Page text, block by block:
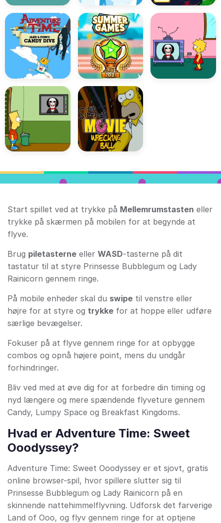
Start spillet ved at trykke på Mellemrumstasten eller
trykke på skærmen på mobilen for at begynde at
flyve.
Brug piletasterne eller WASD-tasterne på dit
tastatur til at styre Prinsesse Bubblegum og Lady
Rainicorn gennem ringe.
På mobile enheder skal du swipe til venstre eller
højre for at styre og trykke for at hoppe eller udføre
særlige bevægelser.
Fokuser på at flyve gennem ringe for at opbygge
combos og opnå højere point, mens du undgår
forhindringer.
Bliv ved med at øve dig for at forbedre din timing og
nyd længere og mere spændende flyveture gennem
Candy, Lumpy Space og Breakfast Kingdoms.
Hvad er Adventure Time: Sweet
Ooodyssey?
Adventure Time: Sweet Ooodyssey er et sjovt, gratis
online browser-spil, hvor spillere slutter sig til
Prinsesse Bubblegum og Lady Rainicorn på en
skinnende nattehimmelflyvning. Udforsk det farverige
Land of Ooo, og flyv gennem ringe for at optjene